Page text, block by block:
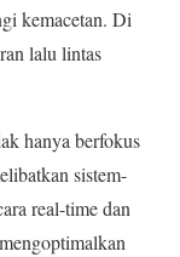
kemacetan. Di
lalu lintas
hanya berfokus
sistem-
real-time dan